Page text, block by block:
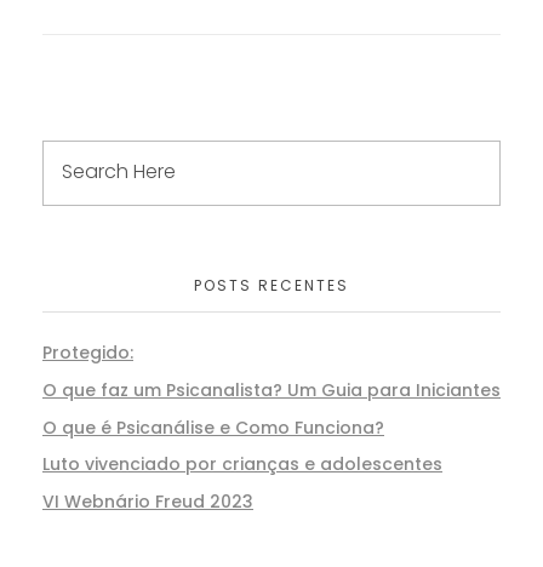
POSTS RECENTES
Protegido:
O que faz um Psicanalista? Um Guia para Iniciantes
O que é Psicanálise e Como Funciona?
Luto vivenciado por crianças e adolescentes
VI Webnário Freud 2023